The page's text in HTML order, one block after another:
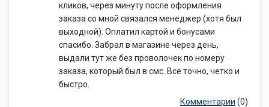
кликов, через минуту после оформления
заказа со мной связался менеджер (хотя был
выходной). Оплатил картой и бонусами
спасибо. Забрал в магазине через день,
выдали тут же без проволочек по номеру
заказа, который был в смс. Все точно, четко и
быстро.
Комментарии (0)